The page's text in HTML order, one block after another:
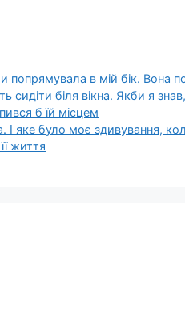
попрямувала в мій бік. Вона
сидіти біля вікна. Якби я
б їй місцем
І яке було моє здивування,
життя